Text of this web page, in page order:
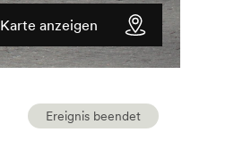
Karte anzeigen
Ereignis beendet